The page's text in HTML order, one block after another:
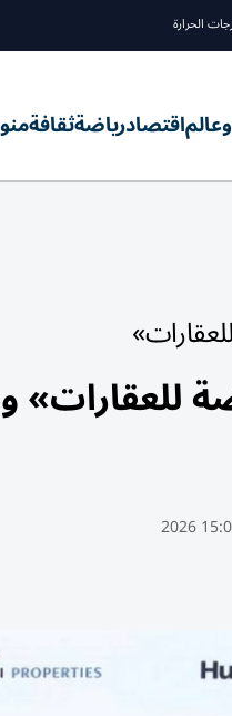
الحرارة
اقتصادرياضةثقافة